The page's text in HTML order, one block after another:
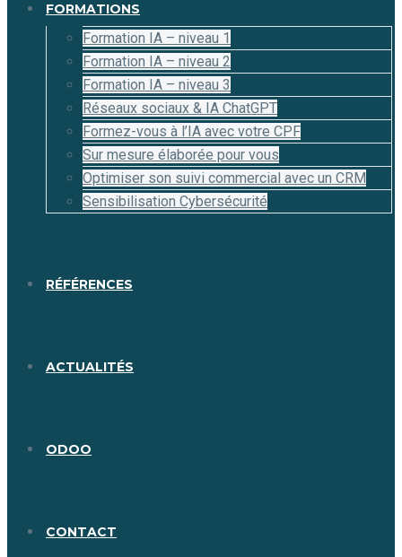
FORMATIONS
Formation IA – niveau 1
Formation IA – niveau 2
Formation IA – niveau 3
Réseaux sociaux & IA ChatGPT
Formez-vous à l’IA avec votre CPF
Sur mesure élaborée pour vous
Optimiser son suivi commercial avec un CRM
Sensibilisation Cybersécurité
RÉFÉRENCES
ACTUALITÉS
ODOO
CONTACT